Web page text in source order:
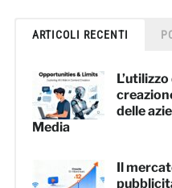
ARTICOLI RECENTI
delle
Media
Il